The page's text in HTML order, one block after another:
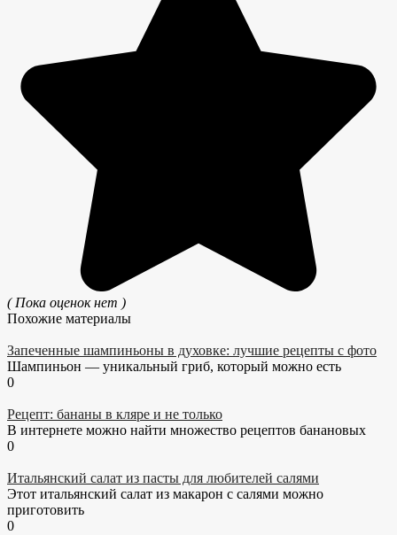
( Пока оценок нет )
Похожие материалы
Запеченные шампиньоны в духовке: лучшие рецепты с фото
Шампиньон — уникальный гриб, который можно есть
0
Рецепт: бананы в кляре и не только
В интернете можно найти множество рецептов банановых
0
Итальянский салат из пасты для любителей салями
Этот итальянский салат из макарон с салями можно
приготовить
0